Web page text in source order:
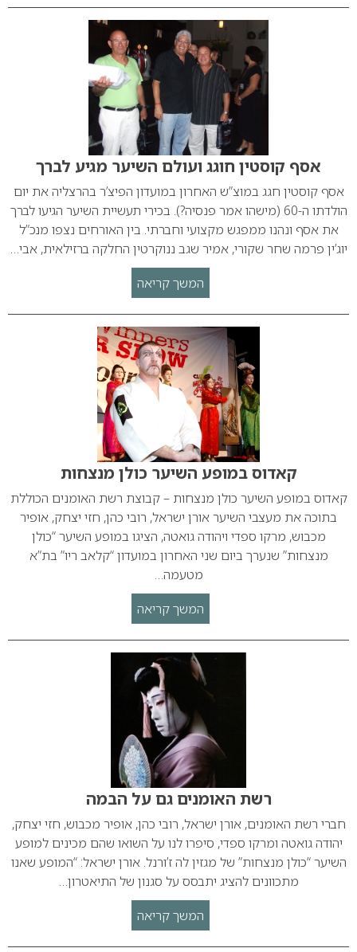
אסף קוסטין חוגג ועולם השיער מגיע לברך
אסף קוסטין חגג במוצ”ש האחרון במועדון הפיצ’ר בהרצליה את יום
הולדתו ה-60 (מישהו אמר פנסיה?). בכירי תעשיית השיער הגיעו לברך
את אסף ונהנו ממפגש מקצועי וחברתי. בין האורחים נצפו מנכ”ל
יוג’ין פרמה שחר שקורי, אמיר שגב ננוקרטין החלקה ברזילאית, אבי…
המשך קריאה
קאדוס במופע השיער כולן מנצחות
קאדוס במופע השיער כולן מנצחות – קבוצת רשת האומנים הכוללת
בתוכה את מעצבי השיער אורן ישראל, רובי כהן, חזי יצחק, אופיר
מכבוש, מרקו ספדי ויהודה גואטה, הציגו במופע השיער “כולן
מנצחות” שנערך ביום שני האחרון במועדון “קלאב ריו” בת”א
מטעמה…
המשך קריאה
רשת האומנים גם על הבמה
חברי רשת האומנים, אורן ישראל, רובי כהן, אופיר מכבוש, חזי יצחק,
יהודה גואטה ומרקו ספדי, סיפרו לנו על השואו שהם מכינים למופע
השיער “כולן מנצחות” של מגזין לה ז’ורנל. אורן ישראל: “המופע שאנו
מתכוונים להציג יתבסס על סגנון של התיאטרון…
המשך קריאה